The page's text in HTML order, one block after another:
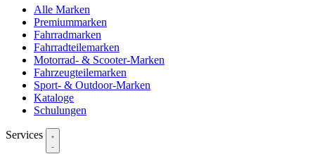
Alle Marken
Premiummarken
Fahrradmarken
Fahrradteilemarken
Motorrad- & Scooter-Marken
Fahrzeugteilemarken
Sport- & Outdoor-Marken
Kataloge
Schulungen
Services